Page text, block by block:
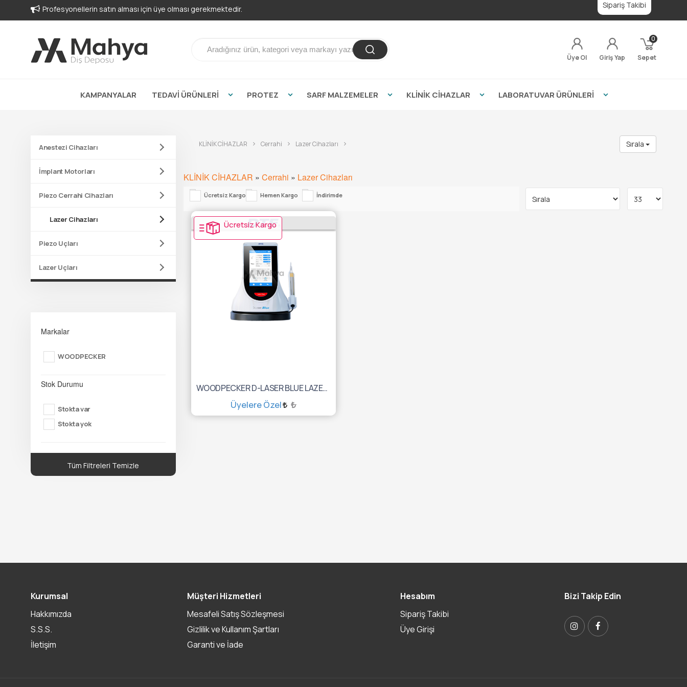
Profesyonellerin satın alması için üye olması gerekmektedir. Sipariş Takibi
Üye Ol Giriş Yap Sepet
0
KAMPANYALAR TEDAVİ ÜRÜNLERİ PROTEZ SARF MALZEMELER KLİNİK CİHAZLAR LABORATUVAR ÜRÜNLERİ
Anestezi Cihazları
İmplant Motorları
Piezo Cerrahi Cihazları
Lazer Cihazları
Piezo Uçları
Lazer Uçları
Markalar
WOODPECKER
Stok Durumu
Stokta var
Stokta yok
Tüm Filtreleri Temizle
KLİNİK CİHAZLAR Cerrahi Lazer Cihazları Sırala
KLİNİK CİHAZLAR » Cerrahi » Lazer Cihazları
Ücretsiz Kargo Hemen Kargo İndirimde
Ücretsiz Kargo
WOODPECKER D-LASER BLUE LAZER CİHAZI
Üyelere Özel ₺
Kurumsal
Hakkımızda
S.S.S.
İletişim
Müşteri Hizmetleri
Mesafeli Satış Sözleşmesi
Gizlilik ve Kullanım Şartları
Garanti ve İade
Hesabım
Sipariş Takibi
Üye Girişi
Bizi Takip Edin